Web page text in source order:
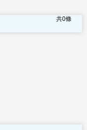
共0條